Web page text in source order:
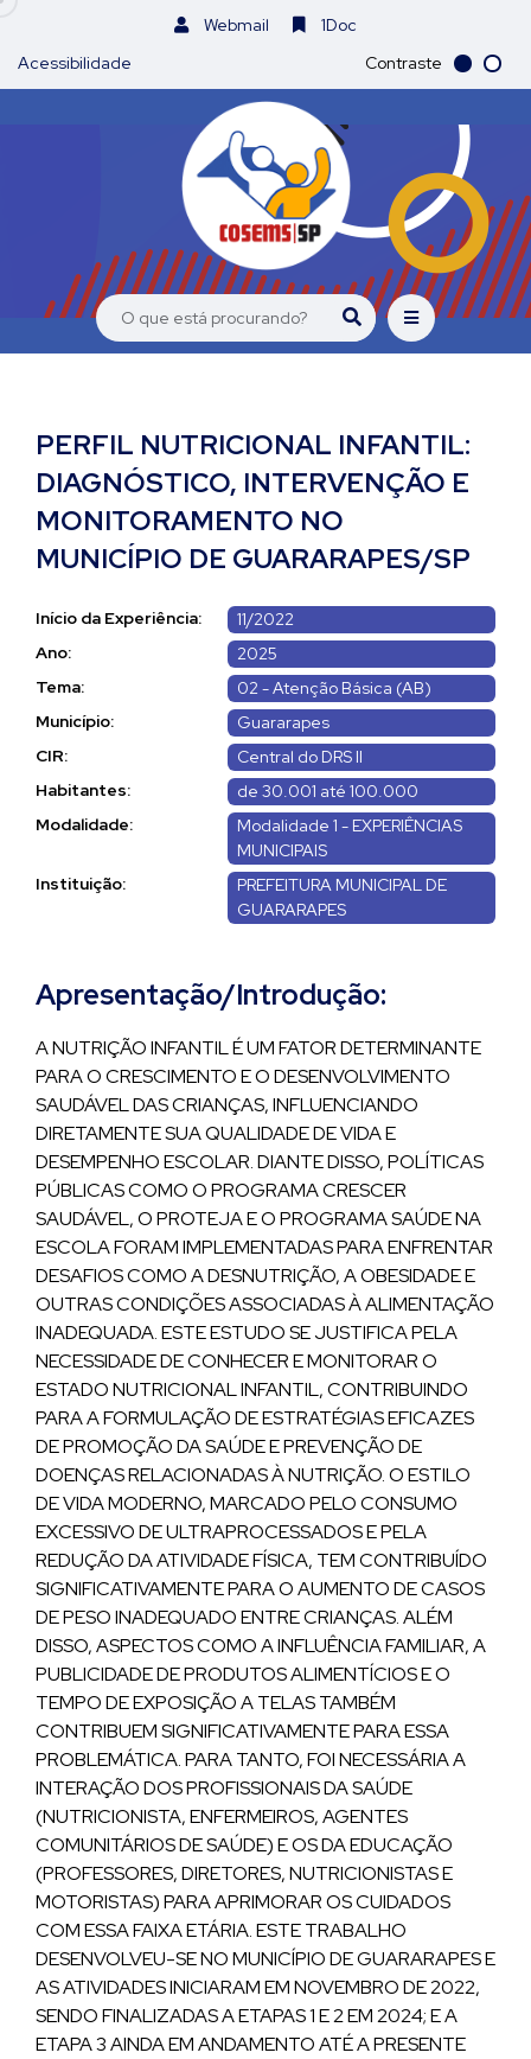
Webmail
1Doc
Acessibilidade
Contraste
PERFIL NUTRICIONAL INFANTIL:
DIAGNÓSTICO, INTERVENÇÃO E
MONITORAMENTO NO
MUNICÍPIO DE GUARARAPES/SP
Início da Experiência:
11/2022
Ano:
2025
Tema:
02 - Atenção Básica (AB)
Município:
Guararapes
CIR:
Central do DRS II
Habitantes:
de 30.001 até 100.000
Modalidade:
Modalidade 1 - EXPERIÊNCIAS
MUNICIPAIS
Instituição:
PREFEITURA MUNICIPAL DE
GUARARAPES
Apresentação/Introdução:
A NUTRIÇÃO INFANTIL É UM FATOR DETERMINANTE
PARA O CRESCIMENTO E O DESENVOLVIMENTO
SAUDÁVEL DAS CRIANÇAS, INFLUENCIANDO
DIRETAMENTE SUA QUALIDADE DE VIDA E
DESEMPENHO ESCOLAR. DIANTE DISSO, POLÍTICAS
PÚBLICAS COMO O PROGRAMA CRESCER
SAUDÁVEL, O PROTEJA E O PROGRAMA SAÚDE NA
ESCOLA FORAM IMPLEMENTADAS PARA ENFRENTAR
DESAFIOS COMO A DESNUTRIÇÃO, A OBESIDADE E
OUTRAS CONDIÇÕES ASSOCIADAS À ALIMENTAÇÃO
INADEQUADA. ESTE ESTUDO SE JUSTIFICA PELA
NECESSIDADE DE CONHECER E MONITORAR O
ESTADO NUTRICIONAL INFANTIL, CONTRIBUINDO
PARA A FORMULAÇÃO DE ESTRATÉGIAS EFICAZES
DE PROMOÇÃO DA SAÚDE E PREVENÇÃO DE
DOENÇAS RELACIONADAS À NUTRIÇÃO. O ESTILO
DE VIDA MODERNO, MARCADO PELO CONSUMO
EXCESSIVO DE ULTRAPROCESSADOS E PELA
REDUÇÃO DA ATIVIDADE FÍSICA, TEM CONTRIBUÍDO
SIGNIFICATIVAMENTE PARA O AUMENTO DE CASOS
DE PESO INADEQUADO ENTRE CRIANÇAS. ALÉM
DISSO, ASPECTOS COMO A INFLUÊNCIA FAMILIAR, A
PUBLICIDADE DE PRODUTOS ALIMENTÍCIOS E O
TEMPO DE EXPOSIÇÃO A TELAS TAMBÉM
CONTRIBUEM SIGNIFICATIVAMENTE PARA ESSA
PROBLEMÁTICA. PARA TANTO, FOI NECESSÁRIA A
INTERAÇÃO DOS PROFISSIONAIS DA SAÚDE
(NUTRICIONISTA, ENFERMEIROS, AGENTES
COMUNITÁRIOS DE SAÚDE) E OS DA EDUCAÇÃO
(PROFESSORES, DIRETORES, NUTRICIONISTAS E
MOTORISTAS) PARA APRIMORAR OS CUIDADOS
COM ESSA FAIXA ETÁRIA. ESTE TRABALHO
DESENVOLVEU-SE NO MUNICÍPIO DE GUARARAPES E
AS ATIVIDADES INICIARAM EM NOVEMBRO DE 2022,
SENDO FINALIZADAS A ETAPAS 1 E 2 EM 2024; E A
ETAPA 3 AINDA EM ANDAMENTO ATÉ A PRESENTE